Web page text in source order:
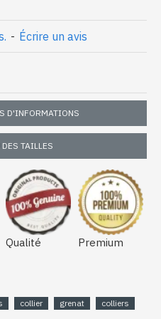
- Écrire un avis
D'INFORMATIONS
TAILLES
Qualité Premium
collier grenat colliers